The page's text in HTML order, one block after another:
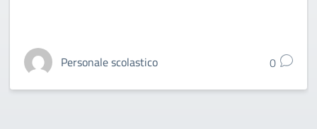
Personale scolastico 0